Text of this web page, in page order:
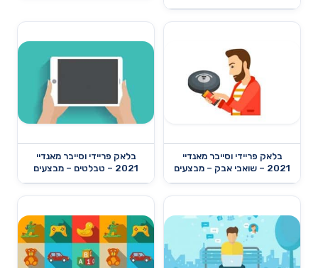
בלאק פריידי וסייבר מאנדיי
2021 – שואבי אבק – מבצעים
בלאק פריידי וסייבר מאנדיי
2021 – טבלטים – מבצעים